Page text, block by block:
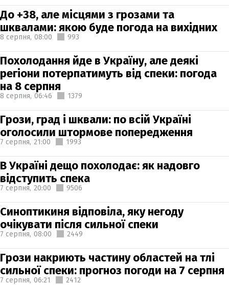
До +38, але місцями з грозами та
шквалами: якою буде погода на вихідних
8 серпня, 08:00 993
Похолодання йде в Україну, але деякі
регіони потерпатимуть від спеки: погода
на 8 серпня
8 серпня, 06:46 1379
Грози, град і шквали: по всій Україні
оголосили штормове попередження
7 серпня, 21:00 1993
В Україні дещо похолодає: як надовго
відступить спека
7 серпня, 20:00 9506
Синоптикиня відповіла, яку негоду
очікувати після сильної спеки
7 серпня, 08:00 2449
Грози накриють частину областей на тлі
сильної спеки: прогноз погоди на 7 серпня
7 серпня, 06:21 2412